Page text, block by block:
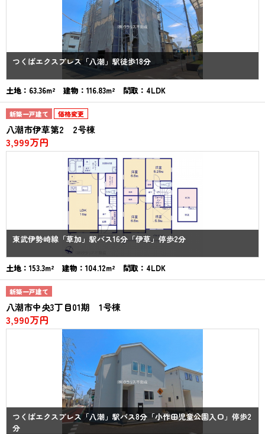
つくばエクスプレス「八潮」駅徒歩18分
土地：63.36m² 建物：116.83m² 間取：4LDK
新築一戸建て 価格変更
八潮市伊草第2 2号棟
3,999万円
東武伊勢崎線「草加」駅バス16分「伊草」停歩2分
土地：153.3m² 建物：104.12m² 間取：4LDK
新築一戸建て
八潮市中央3丁目01期 1号棟
3,990万円
つくばエクスプレス「八潮」駅バス8分「小作田児童公園入口」停歩2
分